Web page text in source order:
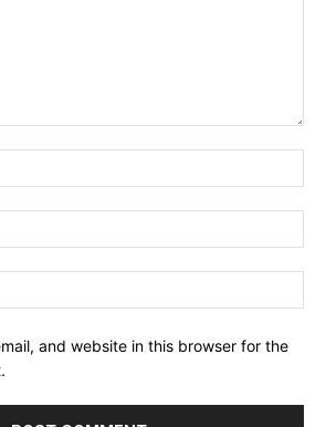
and website in this browser for the